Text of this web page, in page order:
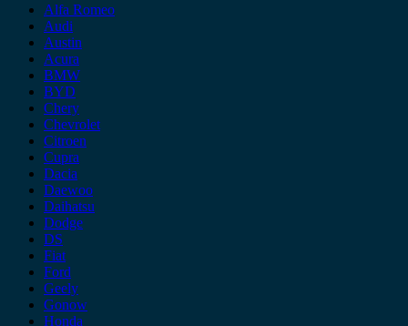
Alfa Romeo
Audi
Austin
Acura
BMW
BYD
Chery
Chevrolet
Citroen
Cupra
Dacia
Daewoo
Daihatsu
Dodge
DS
Fiat
Ford
Geely
Gonow
Honda